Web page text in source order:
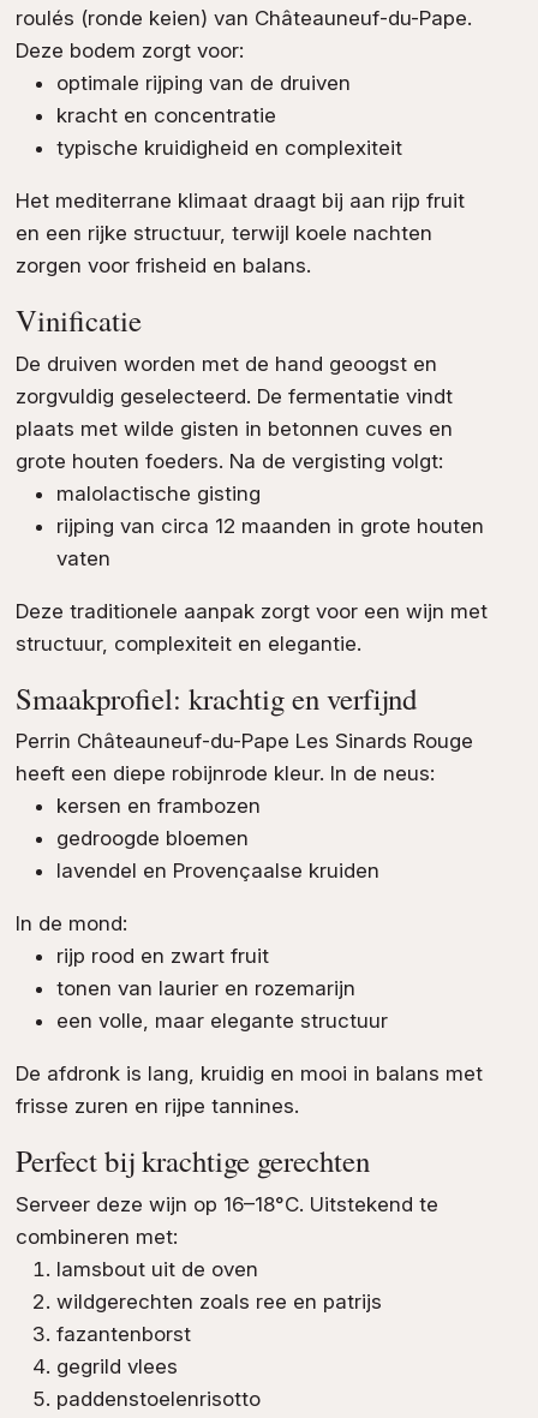
roulés (ronde keien) van Châteauneuf-du-Pape.
Deze bodem zorgt voor:
optimale rijping van de druiven
kracht en concentratie
typische kruidigheid en complexiteit
Het mediterrane klimaat draagt bij aan rijp fruit
en een rijke structuur, terwijl koele nachten
zorgen voor frisheid en balans.
Vinificatie
De druiven worden met de hand geoogst en
zorgvuldig geselecteerd. De fermentatie vindt
plaats met wilde gisten in betonnen cuves en
grote houten foeders. Na de vergisting volgt:
malolactische gisting
rijping van circa 12 maanden in grote houten
vaten
Deze traditionele aanpak zorgt voor een wijn met
structuur, complexiteit en elegantie.
Smaakprofiel: krachtig en verfijnd
Perrin Châteauneuf-du-Pape Les Sinards Rouge
heeft een diepe robijnrode kleur. In de neus:
kersen en frambozen
gedroogde bloemen
lavendel en Provençaalse kruiden
In de mond:
rijp rood en zwart fruit
tonen van laurier en rozemarijn
een volle, maar elegante structuur
De afdronk is lang, kruidig en mooi in balans met
frisse zuren en rijpe tannines.
Perfect bij krachtige gerechten
Serveer deze wijn op 16–18°C. Uitstekend te
combineren met:
lamsbout uit de oven
wildgerechten zoals ree en patrijs
fazantenborst
gegrild vlees
paddenstoelenrisotto